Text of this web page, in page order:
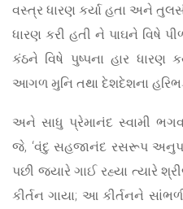
વસ્ત્ર ધારણ કર્યા હતા અને
ધારણ કરી હતી ને પાઘને વિષે
કંઠને વિષે પુષ્પના હાર ધારણ
આગળ મુનિ તથા દેશદેશના
અને સાધુ પ્રેમાનંદ સ્વામી
જે, ‘વંદુ સહજાનંદ રસરૂપ
પછી જ્યારે ગાઈ રહ્યા ત્યારે
કીર્તન ગાયા; આ કીર્તનને